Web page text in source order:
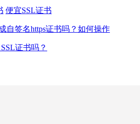
便宜SSL证书
自签名https证书吗？如何操作
证书吗？